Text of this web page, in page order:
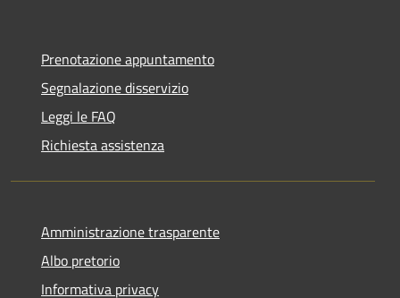
Prenotazione appuntamento
Segnalazione disservizio
Leggi le FAQ
Richiesta assistenza
Amministrazione trasparente
Albo pretorio
Informativa privacy